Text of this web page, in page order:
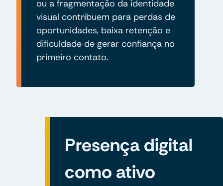
ou a fragmentação da identidade
visual contribuem para perdas de
oportunidades, baixa retenção e
dificuldade de gerar confiança no
primeiro contato.
Presença digital
como ativo